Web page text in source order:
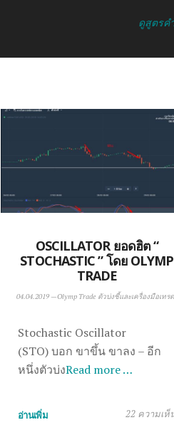
ดูสูตร
OSCILLATOR ยอดฮิต “
STOCHASTIC ” โดย OLYMP
TRADE
04.04.2019 —Olymp Trade ตัวบ่งชี้และเครื่องมือเทรด
Stochastic Oscillator
(STO) บอก ขาขึ้น ขาลง – อีก
หนึ่งตัวบ่งRead more …
อ่านเพิ่ม 22 ความเห็